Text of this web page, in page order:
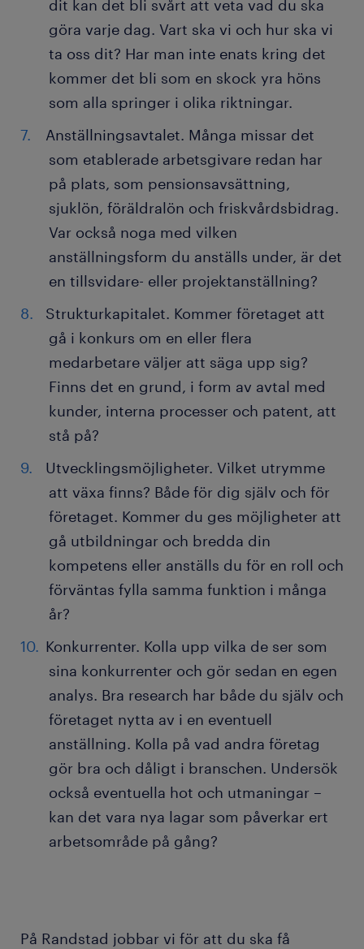
dit kan det bli svårt att veta vad du ska
göra varje dag. Vart ska vi och hur ska vi
ta oss dit? Har man inte enats kring det
kommer det bli som en skock yra höns
som alla springer i olika riktningar.
Anställningsavtalet. Många missar det
som etablerade arbetsgivare redan har
på plats, som pensionsavsättning,
sjuklön, föräldralön och friskvårdsbidrag.
Var också noga med vilken
anställningsform du anställs under, är det
en tillsvidare- eller projektanställning?
Strukturkapitalet. Kommer företaget att
gå i konkurs om en eller flera
medarbetare väljer att säga upp sig?
Finns det en grund, i form av avtal med
kunder, interna processer och patent, att
stå på?
Utvecklingsmöjligheter. Vilket utrymme
att växa finns? Både för dig själv och för
företaget. Kommer du ges möjligheter att
gå utbildningar och bredda din
kompetens eller anställs du för en roll och
förväntas fylla samma funktion i många
år?
Konkurrenter. Kolla upp vilka de ser som
sina konkurrenter och gör sedan en egen
analys. Bra research har både du själv och
företaget nytta av i en eventuell
anställning. Kolla på vad andra företag
gör bra och dåligt i branschen. Undersök
också eventuella hot och utmaningar –
kan det vara nya lagar som påverkar ert
arbetsområde på gång?
På Randstad jobbar vi för att du ska få